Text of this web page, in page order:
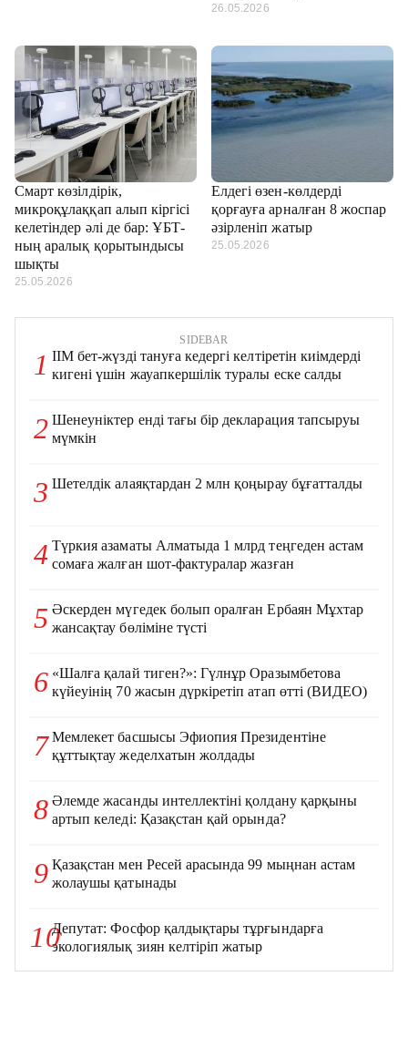
26.05.2026
Смарт көзілдірік,
микроқұлаққап алып кіргісі
келетіндер әлі де бар: ҰБТ-
ның аралық қорытындысы
шықты
25.05.2026
Елдегі өзен-көлдерді
қорғауға арналған 8 жоспар
әзірленіп жатыр
25.05.2026
SIDEBAR
1 ІІМ бет-жүзді тануға кедергі келтіретін киімдерді
кигені үшін жауапкершілік туралы еске салды
2 Шенеуніктер енді тағы бір декларация тапсыруы
мүмкін
3 Шетелдік алаяқтардан 2 млн қоңырау бұғатталды
4 Түркия азаматы Алматыда 1 млрд теңгеден астам
сомаға жалған шот-фактуралар жазған
5 Әскерден мүгедек болып оралған Ербаян Мұхтар
жансақтау бөліміне түсті
6 «Шалға қалай тиген?»: Гүлнұр Оразымбетова
күйеуінің 70 жасын дүркіретіп атап өтті (ВИДЕО)
7Мемлекет басшысы Эфиопия Президентіне
құттықтау жеделхатын жолдады
8 Әлемде жасанды интеллектіні қолдану қарқыны
артып келеді: Қазақстан қай орында?
9 Қазақстан мен Ресей арасында 99 мыңнан астам
жолаушы қатынады
10Депутат: Фосфор қалдықтары тұрғындарға
экологиялық зиян келтіріп жатыр